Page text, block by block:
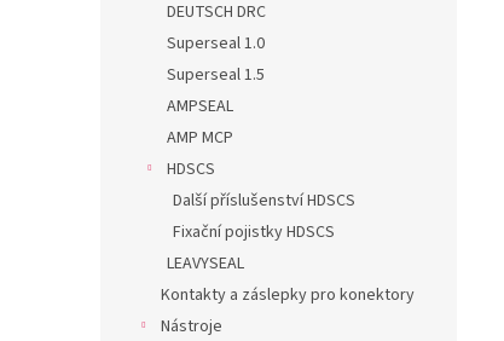
DEUTSCH DRC
Superseal 1.0
Superseal 1.5
AMPSEAL
AMP MCP
HDSCS
Další příslušenství HDSCS
Fixační pojistky HDSCS
LEAVYSEAL
Kontakty a záslepky pro konektory
Nástroje